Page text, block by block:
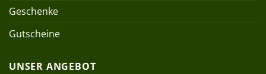
Geschenke
Gutscheine
UNSER ANGEBOT